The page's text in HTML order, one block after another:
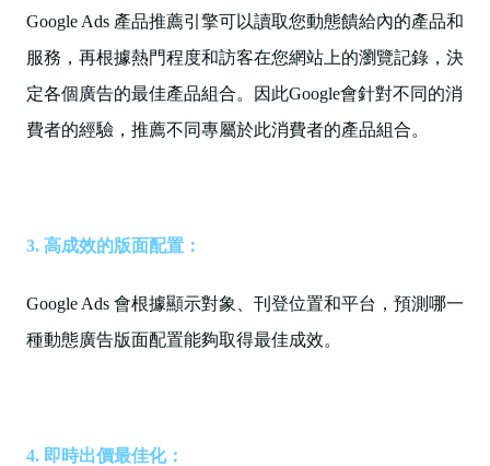
Google Ads 產品推薦引擎可以讀取您動態饋給內的產品和
服務，再根據熱門程度和訪客在您網站上的瀏覽記錄，決
定各個廣告的最佳產品組合。因此Google會針對不同的消
費者的經驗，推薦不同專屬於此消費者的產品組合。
3. 高成效的版面配置：
Google Ads 會根據顯示對象、刊登位置和平台，預測哪一
種動態廣告版面配置能夠取得最佳成效。
4. 即時出價最佳化：